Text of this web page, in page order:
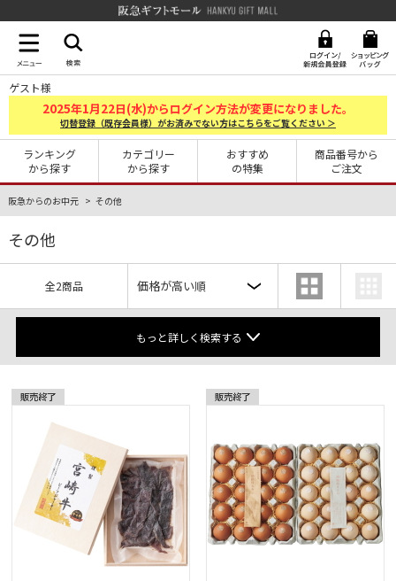
ゲスト様
2025年1月22日(水)からログイン方法が変更になりました。
切替登録（既存会員様）がお済みでない方はこちらをご覧ください ＞
ランキング
から探す
カテゴリー
から探す
おすすめ
の特集
商品番号から
ご注文
阪急からのお中元 その他
その他
全2商品
もっと詳しく検索する